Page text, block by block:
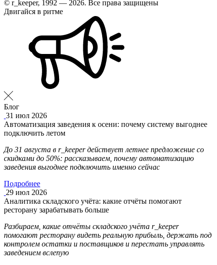
© r_keeper, 1992 — 2026. Все права защищены
Двигайся в ритме
Блог
31 июл 2026
Автоматизация заведения к осени: почему систему выгоднее
подключить летом
До 31 августа в r_keeper действует летнее предложение со
скидками до 50%: рассказываем, почему автоматизацию
заведения выгоднее подключить именно сейчас
Подробнее
29 июл 2026
Аналитика складского учёта: какие отчёты помогают
ресторану зарабатывать больше
Разбираем, какие отчёты складского учёта r_keeper
помогают ресторану видеть реальную прибыль, держать под
контролем остатки и поставщиков и перестать управлять
заведением вслепую